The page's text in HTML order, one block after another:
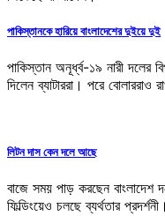
পাকিস্তানকে হারিয়ে বাংলাদেশের দুইয়ে দুই
পাকিস্তান অনূর্ধ্ব-১৯ নারী দলের
দিলেন ব্যাটাররা। পরে
লিটন দাস কেন দলে আছে
বাজে সময় পাড় করছেন বাংলাদেশ
ফিল্ডিংয়েও চলছে ব্যর্থতার